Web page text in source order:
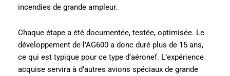
incendies de grande ampleur.
Chaque étape a été documentée, testée, optimisée. Le
développement de l’AG600 a donc duré plus de 15 ans,
ce qui est typique pour ce type d’aéronef. L’expérience
acquise servira à d’autres avions spéciaux de grande